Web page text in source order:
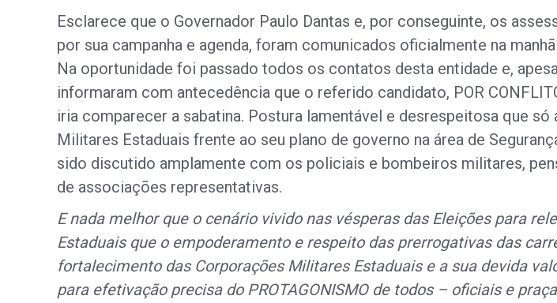
Esclarece que o Governador Paulo Dantas e, por conseguinte, os
por sua campanha e agenda, foram comunicados oficialmente na
Na oportunidade foi passado todos os contatos desta entidade e,
informaram com antecedência que o referido candidato, POR
iria comparecer a sabatina. Postura lamentável e desrespeitosa que
Militares Estaduais frente ao seu plano de governo na área de
sido discutido amplamente com os policiais e bombeiros militares,
de associações representativas.
E nada melhor que o cenário vivido nas vésperas das Eleições para
Estaduais que o empoderamento e respeito das prerrogativas das
fortalecimento das Corporações Militares Estaduais e a sua devida
para efetivação precisa do PROTAGONISMO de todos – oficiais e